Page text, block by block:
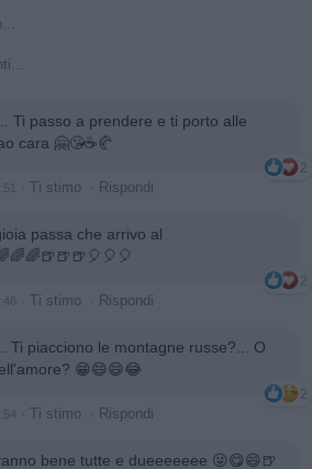
Ti passo a prendere e ti porto alle
cara 🤗😘☕🥐
2
Ti stimo Rispondi
passa che arrivo al
2
Ti stimo Rispondi
Ti piacciono le montagne russe?... O
😁😄😄😂
2
Ti stimo Rispondi
bene tutte e dueeeeeee 😜😋😄🍺